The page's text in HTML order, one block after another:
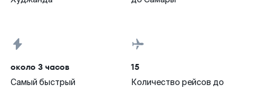
около 3 часов
Самый быстрый
15
Количество рейсов до